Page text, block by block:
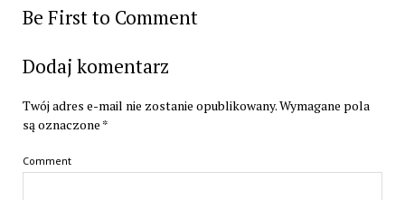
Be First to Comment
Dodaj komentarz
Twój adres e-mail nie zostanie opublikowany.Wymagane pola
są oznaczone *
Comment